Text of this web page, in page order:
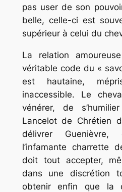
pas user de son
belle, celle-ci est
supérieur à celui du
La relation
véritable code du «
est hautaine,
inaccessible. Le
vénérer, de
Lancelot de Chrétien
délivrer
l’infamante charrette
doit tout accepter,
dans une discrétion
obtenir enfin que la